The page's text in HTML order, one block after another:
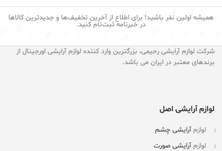
همیشه اولین نفر باشید! برای اطلاع از آخرین تخفیف‌ها و جدیدترین کالاها
در خبرنامه ثبت‌نام کنید.
شرکت لوازم آرایشی رحیمی، بزرگترین وارد کننده لوازم آرایشی اورجینال از
برندهای معتبر در ایران می باشد.
لوازم آرایشی اصل
لوازم آرایشی چشم
لوازم آرایشی صورت